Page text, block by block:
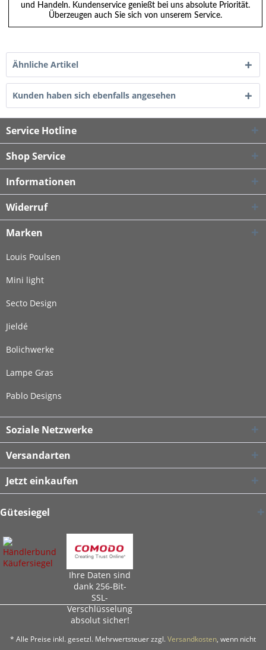
und Handeln. Kundenservice genießt bei uns absolute Priorität.
Überzeugen auch Sie sich von unserem Service.
Ähnliche Artikel
Kunden haben sich ebenfalls angesehen
Service Hotline
Shop Service
Informationen
Widerruf
Marken
Louis Poulsen
Mini light
Secto Design
Jieldé
Bolichwerke
Lampe Gras
Pablo Designs
Soziale Netzwerke
Versandarten
Jetzt einkaufen
Gütesiegel
Ihre Daten sind
dank 256-Bit-
SSL-
Verschlüsselung
absolut sicher!
* Alle Preise inkl. gesetzl. Mehrwertsteuer zzgl.Versandkosten, wenn nicht